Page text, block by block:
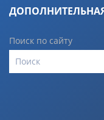
Поиск по сайту